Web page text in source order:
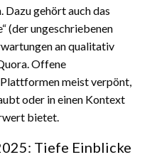
Dazu gehört auch das
(der ungeschriebenen
an qualitativ
Offene
meist verpönt,
oder in einen Kontext
bietet.
Tiefe Einblicke